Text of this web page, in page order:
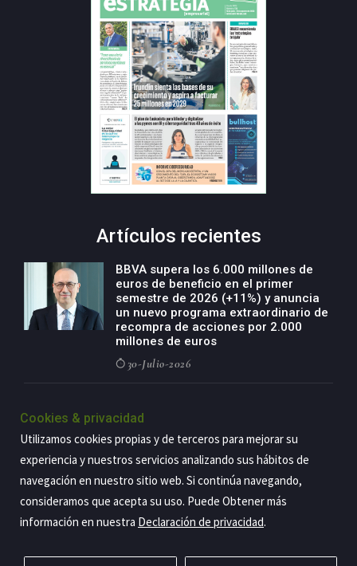
Artículos recientes
BBVA supera los 6.000 millones de
euros de beneficio en el primer
semestre de 2026 (+11%) y anuncia
un nuevo programa extraordinario de
recompra de acciones por 2.000
millones de euros
30-Julio-2026
negocio agro con un modelo global
de especialización presente en siete
países
29-Julio-2026
Cookies & privacidad
Utilizamos cookies propias y de terceros para mejorar su
experiencia y nuestros servicios analizando sus hábitos de
navegación en nuestro sitio web. Si continúa navegando,
consideramos que acepta su uso. Puede Obtener más
información en nuestra Declaración de privacidad.